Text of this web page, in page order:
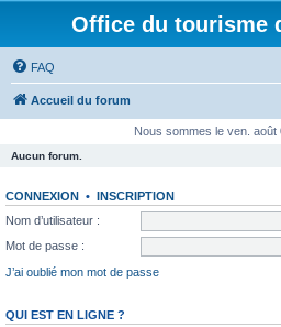
Office du tourisme
FAQ
Accueil du forum
Nous sommes le ven. août
Aucun forum.
CONNEXION • INSCRIPTION
Nom d’utilisateur :
Mot de passe :
J’ai oublié mon mot de passe
QUI EST EN LIGNE ?